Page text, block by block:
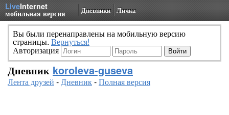
LiveInternet
мобильная версия Дневники Личка
Вы были перенаправлены на мобильную версию
страницы. Вернуться!
Авторизация
Дневник koroleva-guseva
Лента друзей -Дневник-Полная версия